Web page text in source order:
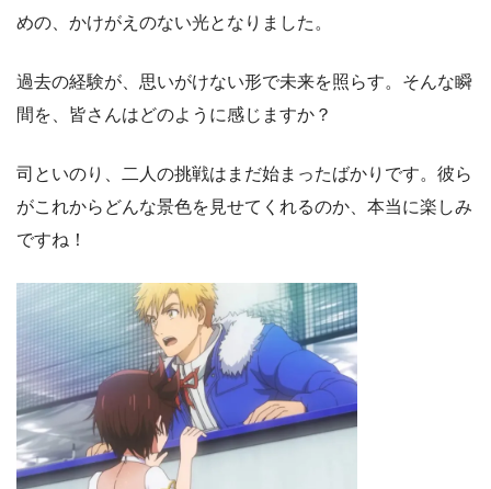
めの、かけがえのない光となりました。
過去の経験が、思いがけない形で未来を照らす。そんな瞬
間を、皆さんはどのように感じますか？
司といのり、二人の挑戦はまだ始まったばかりです。彼ら
がこれからどんな景色を見せてくれるのか、本当に楽しみ
ですね！